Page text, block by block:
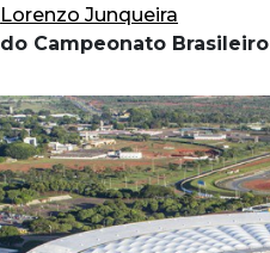
Lorenzo Junqueira
do Campeonato Brasileiro